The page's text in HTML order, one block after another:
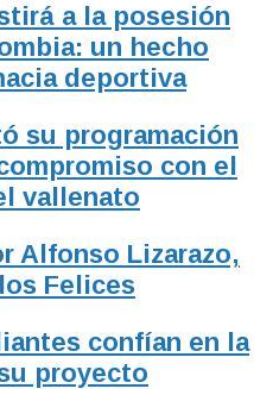
a la posesión
un hecho
deportiva
su programación
con el
vallenato
Alfonso Lizarazo,
Felices
confían en la
proyecto